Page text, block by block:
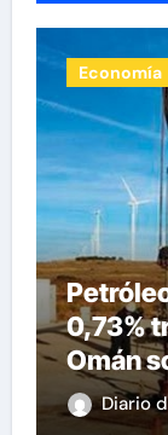
Nacionales
Delcy
Diario